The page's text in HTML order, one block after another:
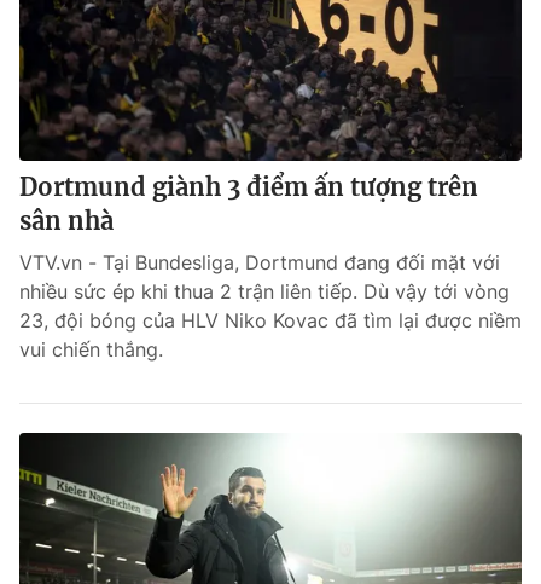
Dortmund giành 3 điểm ấn tượng trên
sân nhà
VTV.vn - Tại Bundesliga, Dortmund đang đối mặt với
nhiều sức ép khi thua 2 trận liên tiếp. Dù vậy tới vòng
23, đội bóng của HLV Niko Kovac đã tìm lại được niềm
vui chiến thắng.